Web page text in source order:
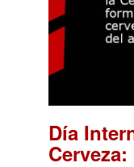
Día